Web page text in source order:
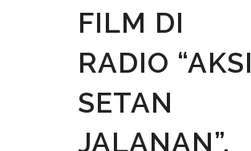
FILM DI
RADIO “AKSI
SETAN
JALANAN”,